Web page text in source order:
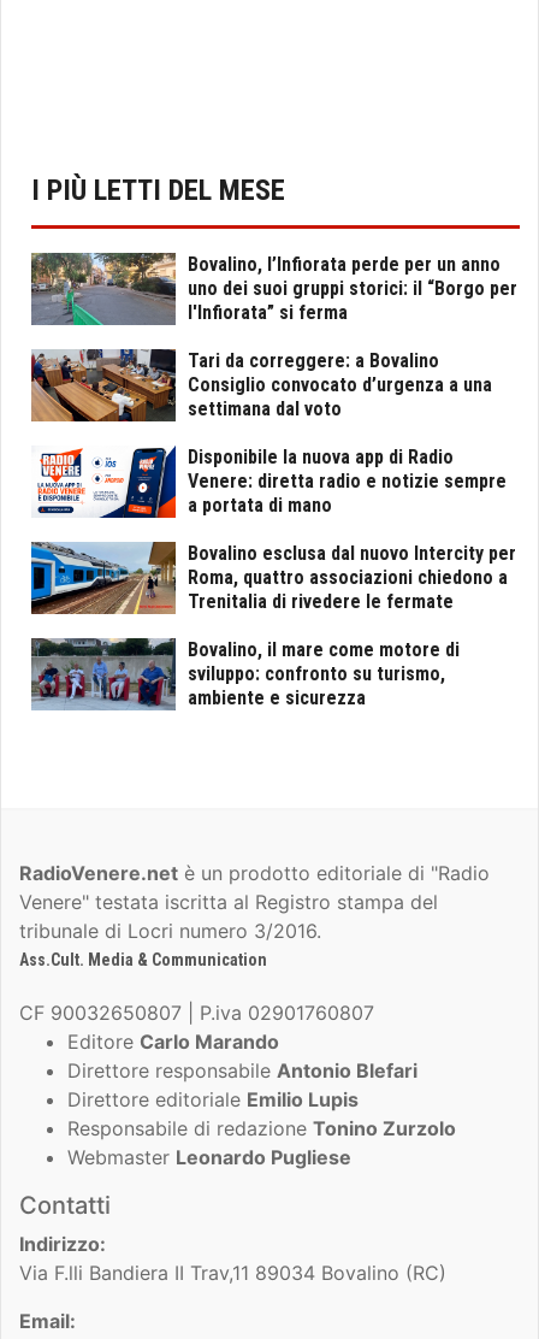
I PIÙ LETTI DEL MESE
Bovalino, l’Infiorata perde per un anno
uno dei suoi gruppi storici: il “Borgo per
l'Infiorata” si ferma
Tari da correggere: a Bovalino
Consiglio convocato d’urgenza a una
settimana dal voto
Disponibile la nuova app di Radio
Venere: diretta radio e notizie sempre
a portata di mano
Bovalino esclusa dal nuovo Intercity per
Roma, quattro associazioni chiedono a
Trenitalia di rivedere le fermate
Bovalino, il mare come motore di
sviluppo: confronto su turismo,
ambiente e sicurezza
RadioVenere.net è un prodotto editoriale di "Radio
Venere" testata iscritta al Registro stampa del
tribunale di Locri numero 3/2016.
Ass.Cult. Media & Communication
CF 90032650807 | P.iva 02901760807
Editore Carlo Marando
Direttore responsabile Antonio Blefari
Direttore editoriale Emilio Lupis
Responsabile di redazione Tonino Zurzolo
Webmaster Leonardo Pugliese
Contatti
Indirizzo:
Via F.lli Bandiera II Trav,11 89034 Bovalino (RC)
Email: